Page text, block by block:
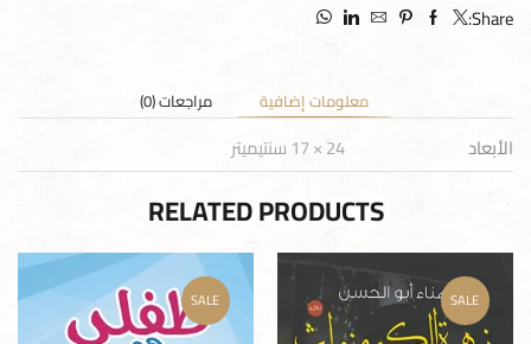
Share:
معلومات إضافية مراجعات (0)
الأبعاد 24 × 17 سنتيميتر
RELATED PRODUCTS
SALE
SALE